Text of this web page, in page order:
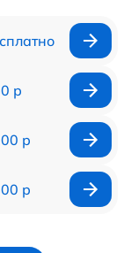
р
р
р